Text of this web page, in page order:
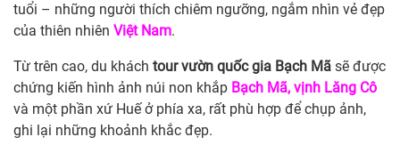
tuổi – những người thích chiêm ngưỡng, ngắm nhìn vẻ đẹp
của thiên nhiên Việt Nam.
Từ trên cao, du khách tour vườn quốc gia Bạch Mã sẽ được
chứng kiến hình ảnh núi non khắp Bạch Mã, vịnh Lăng Cô
và một phần xứ Huế ở phía xa, rất phù hợp để chụp ảnh,
ghi lại những khoảnh khắc đẹp.